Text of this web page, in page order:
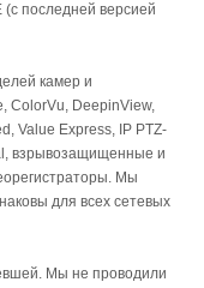
последней версией
камер и
ColorVu, DeepinView,
Value Express, IP PTZ-
взрывозащищенные и
Мы
для всех сетевых
Мы не проводили